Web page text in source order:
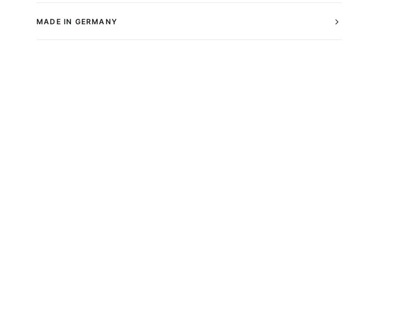
MADE IN GERMANY